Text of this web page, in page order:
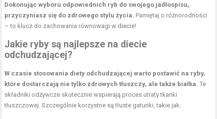
Dokonując wyboru odpowiednich ryb do swojego jadłospisu,
przyczyniasz się do zdrowego stylu życia. Pamiętaj o różnorodności
– to klucz do zachowania równowagi w diecie!
Jakie ryby są najlepsze na diecie
odchudzającej?
W czasie stosowania diety odchudzającej warto postawić na ryby,
które dostarczają nie tylko zdrowych tłuszczy, ale także białka. Te
składniki odżywcze skutecznie wspierają proces utraty tkanki
tłuszczowej. Szczególnie korzystne są tłuste gatunki, takie jak: